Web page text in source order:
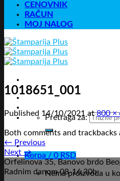
CENOVNIK
RAČUN
MOJ NALOG
Pretraga za:
Korpa / 0 RSD
Nema proizvoda u
1018651_001
Published 14/10/2021 at800 ×
Both comments and
← Previous
Next →
Orfelinova 35, Banovo brdo
Radnim danom 08-16,30h